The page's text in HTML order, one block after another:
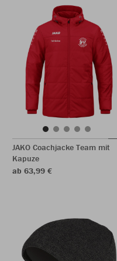
JAKO Coachjacke Team mit
Kapuze
ab 63,99 €